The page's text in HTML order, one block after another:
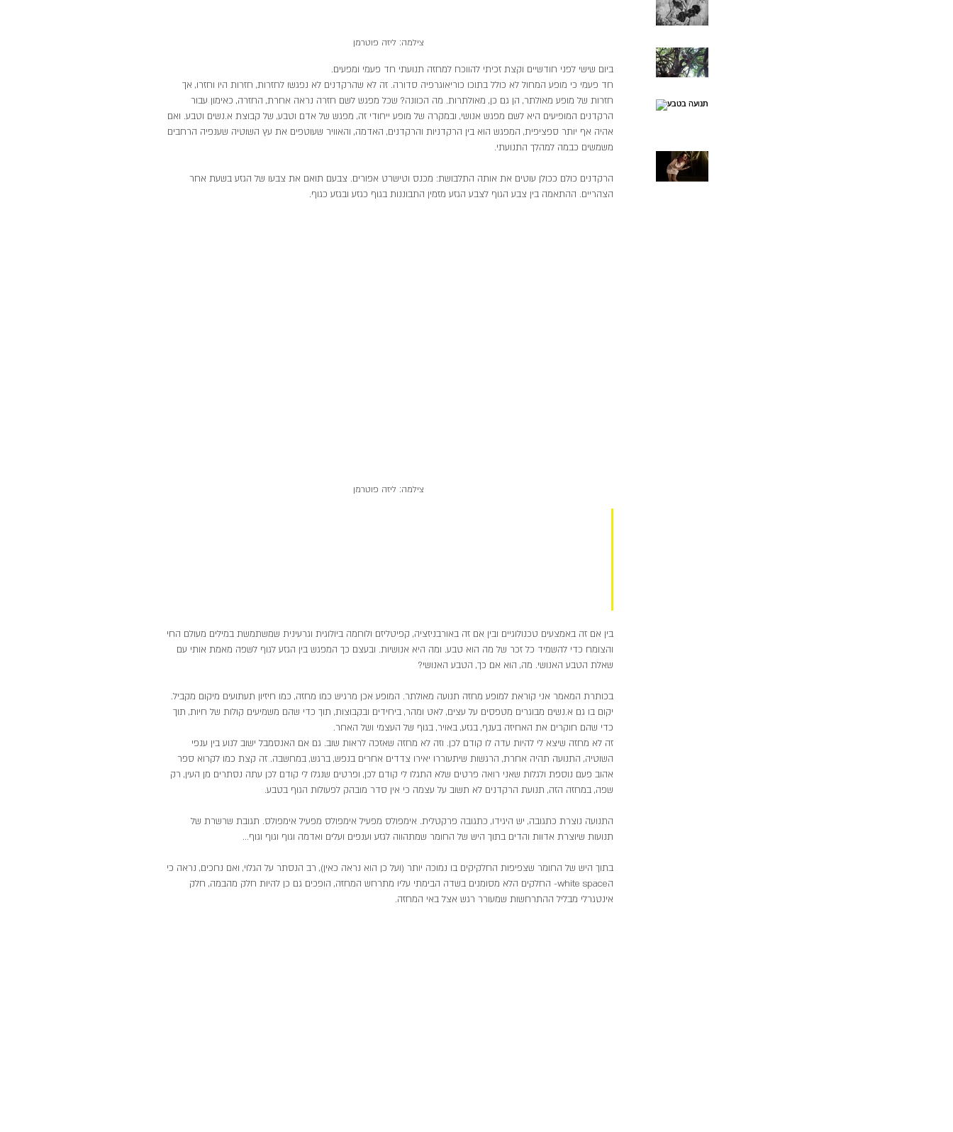
צילמה: ליזה פוטרמן
ביום שישי לפני חודשיים וקצת זכיתי להווכח למחזה תנועתי חד פעמי ומפעים.
חד פעמי כי מופע המחול לא כולל בתוכו כוריאוגרפיה סדורה. זה לא שהרקדנים לא נפגשו לחזרות, חזרות היו וחזרו, אך
חזרות של מופע מאולתר, הן גם כן, מאולתרות. מה הכוונה? שכל מפגש לשם חזרה נראה אחרת, החזרה, כאימון עבור
הרקדנים המופיעים היא לשם מפגש אנושי, ובמקרה של מופע ייחודי זה, מפגש של אדם וטבע, של קבוצת א.נשים וטבע. ואם
אהיה אף יותר ספציפית, המפגש הוא בין הרקדניות והרקדנים, האדמה, והאוויר שעוטפים את עץ השוטיה שענפיה הרחבים
משמשים כבמה למהלך התנועתי.
הרקדנים כולם ככולן עוטים את אותה התלבושת: מכנס וטישרט אפורים. צבעם תואם את צבעו של הגזע בשעת אחר
הצהריים. ההתאמה בין צבע הגוף לצבע הגזע מזמין התבוננות בגוף כגזע ובגזע כגוף.
צילמה: ליזה פוטרמן
בין אם זה באמצעים טכנולוגיים ובין אם זה באורבניזציה, קפיטליזם ולוחמה ביולוגית וגרעינית שמשתמשת במילים מעולם החי
והצומח כדי להשמיד כל זכר של מה הוא טבע. ומה היא אנושיות. ובעצם כך המפגש בין הגזע לגוף לשפה מאמת אותי עם
שאלת הטבע האנושי. מה, הוא אם כך, הטבע האנושי?
בכותרת המאמר אני קוראת למופע מחזה תנועה מאולתר. המופע אכן מרגיש כמו מחזה, כמו חיזיון תעתועים מיקום מקביל.
יקום בו גם א.נשים מבוגרים מטפסים על עצים, לאט ומהר, ביחידים ובקבוצות, תוך כדי שהם משמיעים קולות של חיות, תוך
כדי שהם חוקרים את האחיזה בענף, בגזע, באויר, בגוף של העצמי ושל האחר.
זה לא מחזה שיצא לי להיות עדה לו קודם לכן. וזה לא מחזה שאזכה לראות שוב. גם אם האנסמבל ישוב לנוע בין ענפי
השוטיה, התנועה תהיה אחרת, הרגשות שיתעוררו יאירו צדדים אחרים בנפש, ברגש, במחשבה. זה קצת כמו לקרוא ספר
אהוב פעם נוספת ולגלות שאני רואה פרטים שלא התגלו לי קודם לכן, ופרטים שנגלו לי קודם לכן עתה נסתרים מן העין, רק
שפה, במחזה הזה, תנועת הרקדנים לא תשוב על עצמה כי אין סדר מובהק לפעולות הגוף בטבע.
התנועה נוצרת כתגובה, יש היגידו, כתגובה פרקטלית. אימפולס מפעיל אימפולס מפעיל אימפולס. תגובת שרשרת של
תנועות שיוצרת אדוות והדים בתוך היש של החומר שמתהווה לגזע וענפים ועלים ואדמה וגוף וגוף וגוף...
בתוך היש של החומר שצפיפות החלקיקים בו נמוכה יותר (ועל כן הוא נראה כאין), רב הנסתר על הגלוי, ואם נחכים, נראה כי
הwhite space- החלקים הלא מסומנים בשדה הבימתי עליו מתרחש המחזה, הופכים גם כן להיות חלק מהבמה, חלק
אינטגרלי מבליל ההתרחשות שמעורר רגש אצל באי המחזה.